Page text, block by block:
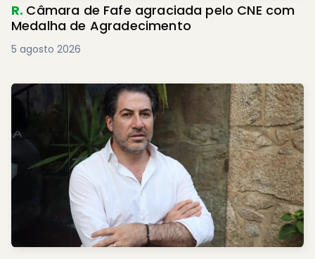
R. Câmara de Fafe agraciada pelo CNE com
Medalha de Agradecimento
5 agosto 2026